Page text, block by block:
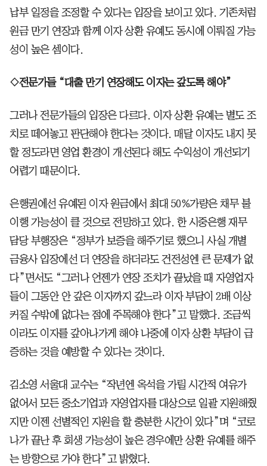
납부 일정을 조정할 수 있다는 입장을 보이고 있다. 기존처럼
원금 만기 연장과 함께 이자 상환 유예도 동시에 이뤄질 가능
성이 높은 셈이다.
◇전문가들 “대출 만기 연장해도 이자는 갚도록 해야”
그러나 전문가들의 입장은 다르다. 이자 상환 유예는 별도 조
치로 떼어놓고 판단해야 한다는 것이다. 매달 이자도 내지 못
할 정도라면 영업 환경이 개선된다 해도 수익성이 개선되기
어렵기 때문이다.
은행권에선 유예된 이자 원금에서 최대 50%가량은 채무 불
이행 가능성이 클 것으로 전망하고 있다. 한 시중은행 재무
담당 부행장은 “정부가 보증을 해주기로 했으니 사실 개별
금융사 입장에선 더 연장을 하더라도 건전성엔 큰 문제가 없
다”면서도 “그러나 언젠가 연장 조치가 끝났을 때 자영업자
들이 그동안 안 갚은 이자까지 갚느라 이자 부담이 2배 이상
커질 수밖에 없다는 점에 주목해야 한다”고 말했다. 조금씩
이라도 이자를 갚아나가게 해야 나중에 이자 상환 부담이 급
증하는 것을 예방할 수 있다는 것이다.
김소영 서울대 교수는 “작년엔 옥석을 가릴 시간적 여유가
없어서 모든 중소기업과 자영업자를 대상으로 일괄 지원해줬
지만 이젠 선별적인 지원을 할 충분한 시간이 있다”며 “코로
나가 끝난 후 회생 가능성이 높은 경우에만 상환 유예를 해주
는 방향으로 가야 한다”고 밝혔다.